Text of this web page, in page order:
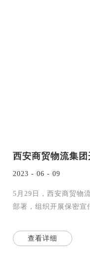
西安商贸物流集团
2023 - 06 - 09
5月29日，西安商贸物
部署，组织开展保密宣
保密工
查看详细